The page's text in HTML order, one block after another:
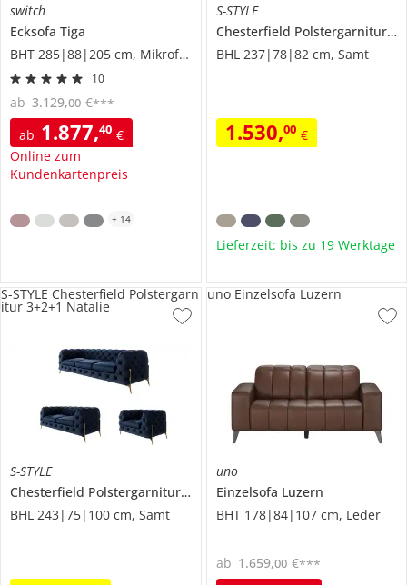
switch
Ecksofa Tiga
BHT 285|88|205 cm, Mikrofaser in Velours-Optik
10
ab 1.877,40 €
Online zum
Kundenkartenpreis
ab 3.129,00 €***
+ 14
S-STYLE
Chesterfield Polstergarnitur 3+2
BHL 237|78|82 cm, Samt
1.530,00 €
Lieferzeit: bis zu 19 Werktage
S-STYLE
Chesterfield Polstergarnitur 3+2+1
Natalie
BHL 243|75|100 cm, Samt
S-STYLE Chesterfield Polstergarn
itur 3+2+1 Natalie
uno
Einzelsofa Luzern
BHT 178|84|107 cm, Leder
ab 1.659,00 €***
uno Einzelsofa Luzern